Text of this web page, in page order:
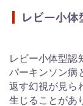
レビー小体
レビー小体型認
パーキンソン病
返す幻視が見ら
生じることがあ